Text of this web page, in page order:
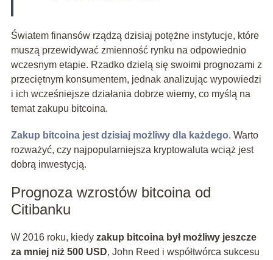
Światem finansów rządzą dzisiaj potężne instytucje, które
muszą przewidywać zmienność rynku na odpowiednio
wczesnym etapie. Rzadko dzielą się swoimi prognozami z
przeciętnym konsumentem, jednak analizując wypowiedzi
i ich wcześniejsze działania dobrze wiemy, co myślą na
temat zakupu bitcoina.
Zakup bitcoina jest dzisiaj możliwy dla każdego. Warto
rozważyć, czy najpopularniejsza kryptowaluta wciąż jest
dobrą inwestycją.
Prognoza wzrostów bitcoina od
Citibanku
W 2016 roku, kiedy zakup bitcoina był możliwy jeszcze
za mniej niż 500 USD, John Reed i współtwórca sukcesu